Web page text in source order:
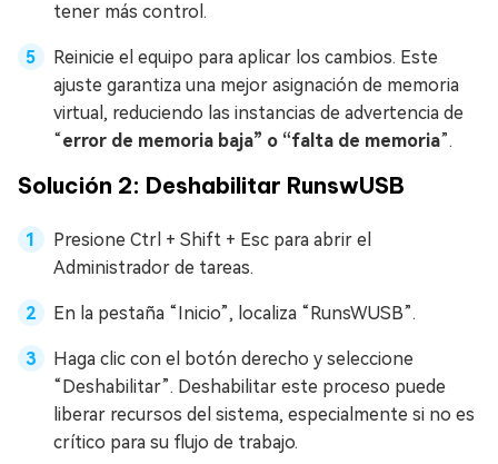
tener más control.
Reinicie el equipo para aplicar los cambios. Este
ajuste garantiza una mejor asignación de memoria
virtual, reduciendo las instancias de advertencia de
“error de memoria baja” o “falta de memoria”.
Solución 2: Deshabilitar RunswUSB
Presione Ctrl + Shift + Esc para abrir el
Administrador de tareas.
En la pestaña “Inicio”, localiza “RunsWUSB”.
Haga clic con el botón derecho y seleccione
“Deshabilitar”. Deshabilitar este proceso puede
liberar recursos del sistema, especialmente si no es
crítico para su flujo de trabajo.